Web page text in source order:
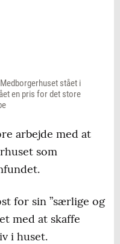
stået i
en pris for det store
arbejde med at
som
for sin ”særlige og
med at skaffe
i huset.